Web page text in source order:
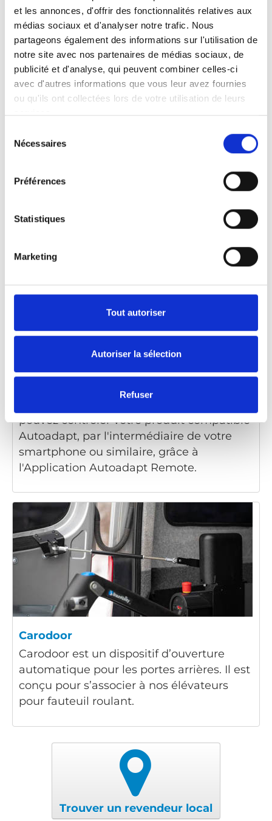
et les annonces, d'offrir des fonctionnalités relatives aux
médias sociaux et d'analyser notre trafic. Nous
partageons également des informations sur l'utilisation de
notre site avec nos partenaires de médias sociaux, de
publicité et d'analyse, qui peuvent combiner celles-ci
avec d'autres informations que vous leur avez fournies
ou qu'ils ont collectées lors de votre utilisation de leurs
services.
Nécessaires
Préférences
Statistiques
Marketing
Tout autoriser
Autoriser la sélection
Refuser
A-Series
Series™ a été développée pour le marché
principales caractéristiques de conception
sont l’installation rapide, le rapport élevé
fiabilité et la facilité d’entretien.
pouvez contrôler votre produit compatible
Autoadapt, par l'intermédiaire de votre
smartphone ou similaire, grâce à
l'Application Autoadapt Remote.
Carodoor
Carodoor est un dispositif d’ouverture
automatique pour les portes arrières. Il est
conçu pour s’associer à nos élévateurs
pour fauteuil roulant.
Trouver un revendeur local